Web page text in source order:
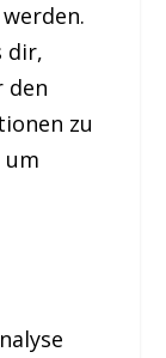
dir,
den
zu
um